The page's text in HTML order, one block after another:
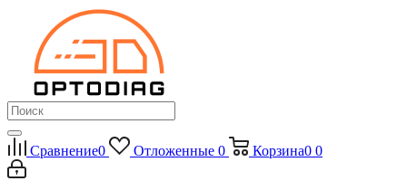
Сравнение0 Отложенные 0 Корзина0 0